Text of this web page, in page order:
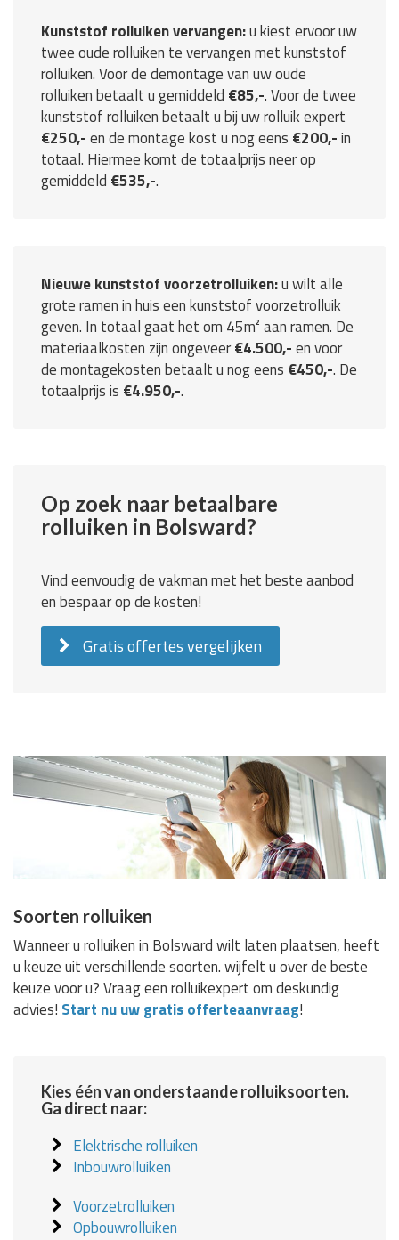
Kunststof rolluiken vervangen:u kiest ervoor uw
twee oude rolluiken te vervangen met kunststof
rolluiken. Voor de demontage van uw oude
rolluiken betaalt u gemiddeld €85,-. Voor de twee
kunststof rolluiken betaalt u bij uw rolluik expert
€250,-en de montage kost u nog eens €200,-in
totaal. Hiermee komt de totaalprijs neer op
gemiddeld €535,-.
Nieuwe kunststof voorzetrolluiken:u wilt alle
grote ramen in huis een kunststof voorzetrolluik
geven. In totaal gaat het om 45m² aan ramen. De
materiaalkosten zijn ongeveer€4.500,-en voor
de montagekosten betaalt u nog eens €450,-. De
totaalprijs is €4.950,-.
Op zoek naar betaalbare
rolluiken in Bolsward?
Vind eenvoudig de vakman met het beste aanbod
en bespaar op de kosten!
Gratis offertes vergelijken
Soorten rolluiken
Wanneer u rolluiken in Bolsward wilt laten plaatsen, heeft
u keuze uit verschillende soorten. wijfelt u over de beste
keuze voor u? Vraag een rolluikexpert om deskundig
advies! Start nu uw gratis offerteaanvraag!
Kies één van onderstaande rolluiksoorten.
Ga direct naar:
Elektrische rolluiken
Inbouwrolluiken
Voorzetrolluiken
Opbouwrolluiken